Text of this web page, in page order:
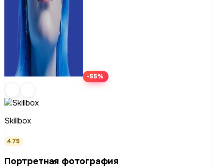
-55%
Skillbox
4.75
Портретная фотография